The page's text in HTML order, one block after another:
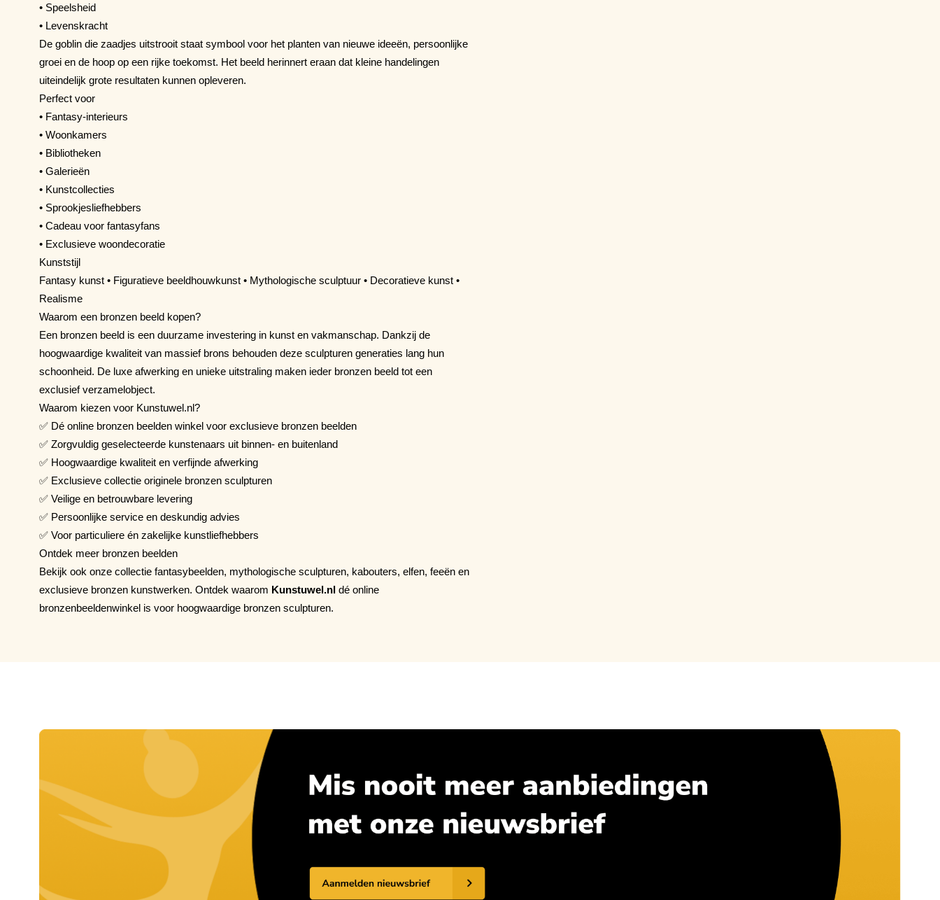
• Speelsheid
• Levenskracht
De goblin die zaadjes uitstrooit staat symbool voor het planten van nieuwe ideeën, persoonlijke
groei en de hoop op een rijke toekomst. Het beeld herinnert eraan dat kleine handelingen
uiteindelijk grote resultaten kunnen opleveren.
Perfect voor
• Fantasy-interieurs
• Woonkamers
• Bibliotheken
• Galerieën
• Kunstcollecties
• Sprookjesliefhebbers
• Cadeau voor fantasyfans
• Exclusieve woondecoratie
Kunststijl
Fantasy kunst • Figuratieve beeldhouwkunst • Mythologische sculptuur • Decoratieve kunst •
Realisme
Waarom een bronzen beeld kopen?
Een bronzen beeld is een duurzame investering in kunst en vakmanschap. Dankzij de
hoogwaardige kwaliteit van massief brons behouden deze sculpturen generaties lang hun
schoonheid. De luxe afwerking en unieke uitstraling maken ieder bronzen beeld tot een
exclusief verzamelobject.
Waarom kiezen voor Kunstuwel.nl?
✅ Dé online bronzen beelden winkel voor exclusieve bronzen beelden
✅ Zorgvuldig geselecteerde kunstenaars uit binnen- en buitenland
✅ Hoogwaardige kwaliteit en verfijnde afwerking
✅ Exclusieve collectie originele bronzen sculpturen
✅ Veilige en betrouwbare levering
✅ Persoonlijke service en deskundig advies
✅ Voor particuliere én zakelijke kunstliefhebbers
Ontdek meer bronzen beelden
Bekijk ook onze collectie fantasybeelden, mythologische sculpturen, kabouters, elfen, feeën en
exclusieve bronzen kunstwerken. Ontdek waarom Kunstuwel.nl dé online
bronzenbeeldenwinkel is voor hoogwaardige bronzen sculpturen.